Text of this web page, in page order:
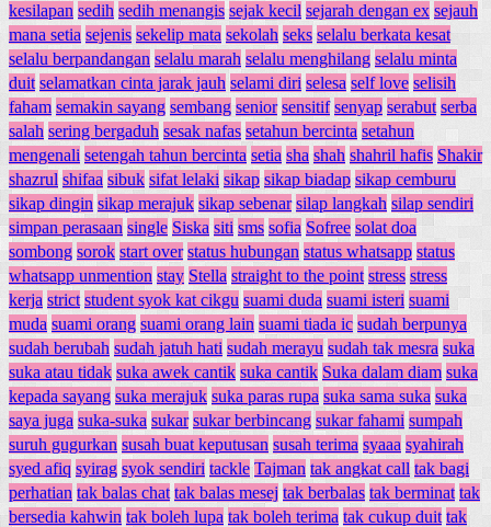
kesilapan sedih sedih menangis sejak kecil sejarah dengan ex sejauh
mana setia sejenis sekelip mata sekolah seks selalu berkata kesat
selalu berpandangan selalu marah selalu menghilang selalu minta
duit selamatkan cinta jarak jauh selami diri selesa self love selisih
faham semakin sayang sembang senior sensitif senyap serabut serba
salah sering bergaduh sesak nafas setahun bercinta setahun
mengenali setengah tahun bercinta setia sha shah shahril hafis Shakir
shazrul shifaa sibuk sifat lelaki sikap sikap biadap sikap cemburu
sikap dingin sikap merajuk sikap sebenar silap langkah silap sendiri
simpan perasaan single Siska siti sms sofia Sofree solat doa
sombong sorok start over status hubungan status whatsapp status
whatsapp unmention stay Stella straight to the point stress stress
kerja strict student syok kat cikgu suami duda suami isteri suami
muda suami orang suami orang lain suami tiada ic sudah berpunya
sudah berubah sudah jatuh hati sudah merayu sudah tak mesra suka
suka atau tidak suka awek cantik suka cantik Suka dalam diam suka
kepada sayang suka merajuk suka paras rupa suka sama suka suka
saya juga suka-suka sukar sukar berbincang sukar fahami sumpah
suruh gugurkan susah buat keputusan susah terima syaaa syahirah
syed afiq syirag syok sendiri tackle Tajman tak angkat call tak bagi
perhatian tak balas chat tak balas mesej tak berbalas tak berminat tak
bersedia kahwin tak boleh lupa tak boleh terima tak cukup duit tak